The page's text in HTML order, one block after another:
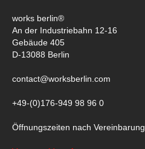
works berlin®
An der Industriebahn 12-16
Gebäude 405
D-13088 Berlin
contact@worksberlin.com
+49-(0)176-949 98 96 0
Öffnungszeiten nach Vereinbarung